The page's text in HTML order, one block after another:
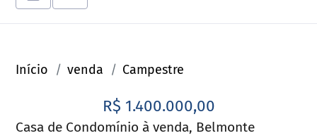
Início venda Campestre
R$ 1.400.000,00
Casa de Condomínio à venda, Belmonte